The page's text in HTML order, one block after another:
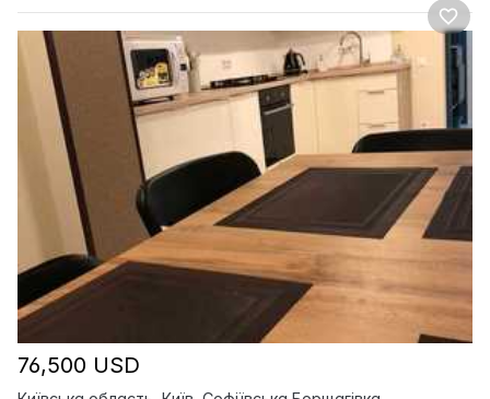
76,500 USD